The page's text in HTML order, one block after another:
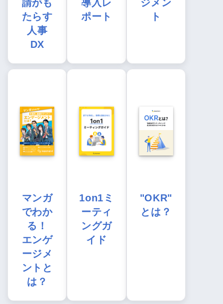
請がも
たらす
人事
DX
導入レ
ポート
ジメン
ト
マンガ
でわか
る！
エンゲ
ージメ
ントと
は？
1on1ミ
ーティ
ングガ
イド
"OKR"
とは？